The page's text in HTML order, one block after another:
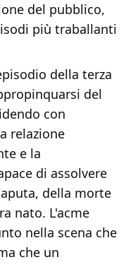
del pubblico,
più traballanti
della terza
del
con
relazione
e la
di assolvere
della morte
nato. L'acme
nella scena che
che un